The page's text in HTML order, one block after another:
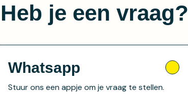
Heb je een vraag?
Whatsapp
Stuur ons een appje om je vraag te stellen.